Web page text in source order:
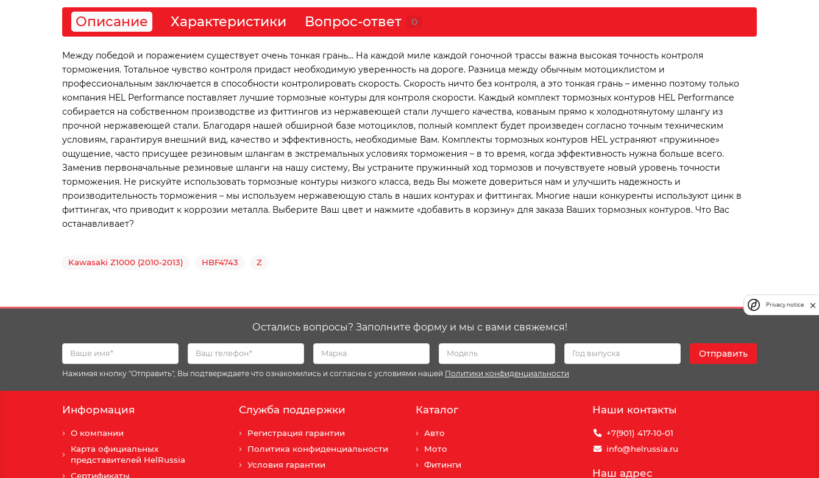
Описание Характеристики Вопрос-ответ 0
Между победой и поражением существует очень тонкая грань... На каждой миле каждой гоночной трассы важна высокая точность контроля
торможения. Тотальное чувство контроля придаст необходимую уверенность на дороге. Разница между обычным мотоциклистом и
профессиональным заключается в способности контролировать скорость. Скорость ничто без контроля, а это тонкая грань – именно поэтому только
компания HEL Performance поставляет лучшие тормозные контуры для контроля скорости. Каждый комплект тормозных контуров HEL Performance
собирается на собственном производстве из фиттингов из нержавеющей стали лучшего качества, кованым прямо к холоднотянутому шлангу из
прочной нержавеющей стали. Благодаря нашей обширной базе мотоциклов, полный комплект будет произведен согласно точным техническим
условиям, гарантируя внешний вид, качество и эффективность, необходимые Вам. Комплекты тормозных контуров HEL устраняют «пружинное»
ощущение, часто присущее резиновым шлангам в экстремальных условиях торможения – в то время, когда эффективность нужна больше всего.
Заменив первоначальные резиновые шланги на нашу систему, Вы устраните пружинный ход тормозов и почувствуете новый уровень точности
торможения. Не рискуйте использовать тормозные контуры низкого класса, ведь Вы можете довериться нам и улучшить надежность и
производительность торможения – мы используем нержавеющую сталь в наших контурах и фиттингах. Многие наши конкуренты используют цинк в
фиттингах, что приводит к коррозии металла. Выберите Ваш цвет и нажмите «добавить в корзину» для заказа Ваших тормозных контуров. Что Вас
останавливает?
Kawasaki Z1000 (2010-2013) HBF4743 Z
Остались вопросы? Заполните форму и мы с вами свяжемся!
Отправить
Нажимая кнопку "Отправить", Вы подтверждаете что ознакомились и согласны с условиями нашей Политики конфиденциальности
Информация
О компании
Карта официальных
представителей HelRussia
Сертификаты
Служба поддержки
Регистрация гарантии
Политика конфиденциальности
Условия гарантии
Каталог
Авто
Мото
Фитинги
Наши контакты
+7(901) 417-10-01
info@helrussia.ru
Наш адрес
Privacy notice